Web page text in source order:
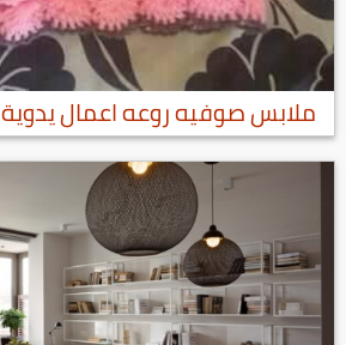
ملابس صوفيه روعه اعمال يدوية